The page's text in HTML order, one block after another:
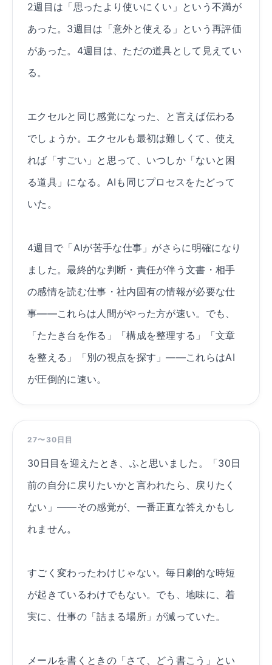
2週目は「思ったより使いにくい」という不満が
あった。3週目は「意外と使える」という再評価
があった。4週目は、ただの道具として見えてい
る。
エクセルと同じ感覚になった、と言えば伝わる
でしょうか。エクセルも最初は難しくて、使え
れば「すごい」と思って、いつしか「ないと困
る道具」になる。AIも同じプロセスをたどって
いた。
4週目で「AIが苦手な仕事」がさらに明確になり
ました。最終的な判断・責任が伴う文書・相手
の感情を読む仕事・社内固有の情報が必要な仕
事——これらは人間がやった方が速い。でも、
「たたき台を作る」「構成を整理する」「文章
を整える」「別の視点を探す」——これらはAI
が圧倒的に速い。
27〜30日目
30日目を迎えたとき、ふと思いました。「30日
前の自分に戻りたいかと言われたら、戻りたく
ない」——その感覚が、一番正直な答えかもし
れません。
すごく変わったわけじゃない。毎日劇的な時短
が起きているわけでもない。でも、地味に、着
実に、仕事の「詰まる場所」が減っていた。
メールを書くときの「さて、どう書こう」とい